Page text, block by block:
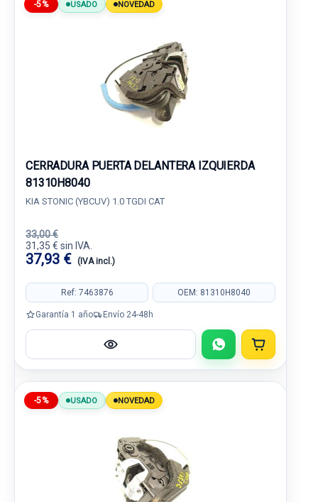
-5% USADO NOVEDAD
CERRADURA PUERTA DELANTERA IZQUIERDA
81310H8040
KIA STONIC (YBCUV) 1.0 TGDI CAT
33,00 €
31,35 € sin IVA.
37,93 € (IVA incl.)
Ref: 7463876 OEM: 81310H8040
Garantía 1 año Envío 24-48h
-5% USADO NOVEDAD